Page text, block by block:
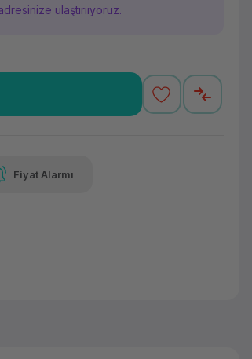
ulaştırııyoruz.
Fiyat Alarmı